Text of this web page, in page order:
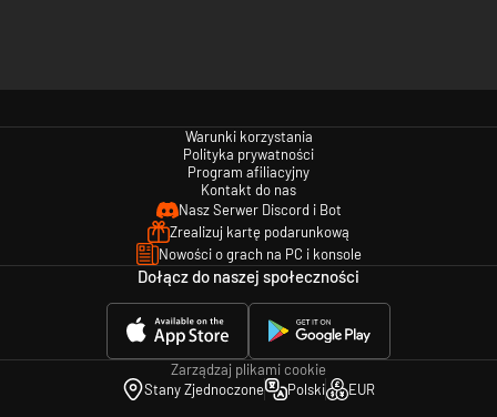
Warunki korzystania
Polityka prywatności
Program afiliacyjny
Kontakt do nas
Nasz Serwer Discord i Bot
Zrealizuj kartę podarunkową
Nowości o grach na PC i konsole
Dołącz do naszej społeczności
Zarządzaj plikami cookie
Stany Zjednoczone
Polski EUR